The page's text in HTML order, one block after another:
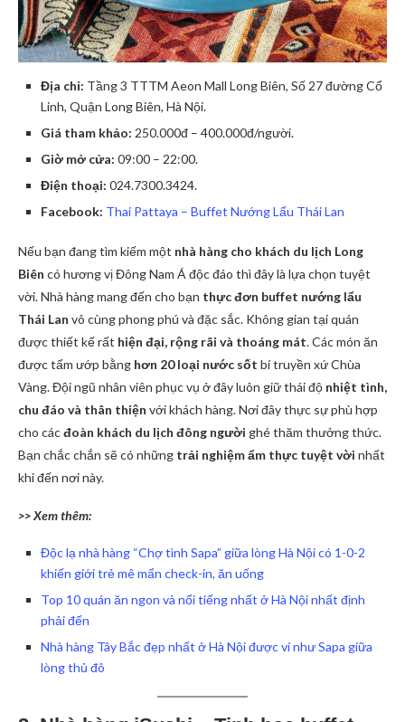
Địa chỉ: Tầng 3 TTTM Aeon Mall Long Biên, Số 27 đường Cổ
Linh, Quận Long Biên, Hà Nội.
Giá tham khảo: 250.000đ – 400.000đ/người.
Giờ mở cửa: 09:00 – 22:00.
Điện thoại: 024.7300.3424.
Facebook: Thai Pattaya – Buffet Nướng Lẩu Thái Lan
Nếu bạn đang tìm kiếm một nhà hàng cho khách du lịch Long
Biên có hương vị Đông Nam Á độc đáo thì đây là lựa chọn tuyệt
vời. Nhà hàng mang đến cho bạn thực đơn buffet nướng lẩu
Thái Lan vô cùng phong phú và đặc sắc. Không gian tại quán
được thiết kế rất hiện đại, rộng rãi và thoáng mát. Các món ăn
được tẩm ướp bằng hơn 20 loại nước sốt bí truyền xứ Chùa
Vàng. Đội ngũ nhân viên phục vụ ở đây luôn giữ thái độ nhiệt tình,
chu đáo và thân thiện với khách hàng. Nơi đây thực sự phù hợp
cho cácđoàn khách du lịch đông người ghé thăm thưởng thức.
Bạn chắc chắn sẽ có những trải nghiệm ẩm thực tuyệt vời nhất
khi đến nơi này.
>> Xem thêm:
Độc lạ nhà hàng “Chợ tình Sapa” giữa lòng Hà Nội có 1-0-2
khiến giới trẻ mê mẩn check-in, ăn uống
Top 10 quán ăn ngon và nổi tiếng nhất ở Hà Nội nhất định
phải đến
Nhà hàng Tây Bắc đẹp nhất ở Hà Nội được ví như Sapa giữa
lòng thủ đô